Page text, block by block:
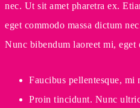
nec. Ut sit amet pharetra ex.
eget commodo massa dictum
Nunc bibendum laoreet mi, eget
Faucibus pellentesque,
Proin tincidunt. Nunc